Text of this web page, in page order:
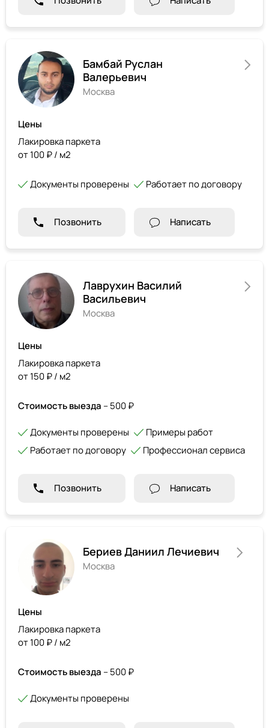
Бамбай Руслан
Валерьевич
Москва
Цены
Лакировка паркета
от 100 ₽ / м2
Документы проверены Работает по договору
Позвонить Написать
Лаврухин Василий
Васильевич
Москва
Цены
Лакировка паркета
от 150 ₽ / м2
Стоимость выезда – 500 ₽
Документы проверены
Примеры работ
Работает по договору
Профессионал сервиса
Позвонить Написать
Бериев Даниил Лечиевич
Москва
Цены
Лакировка паркета
от 100 ₽ / м2
Стоимость выезда – 500 ₽
Документы проверены